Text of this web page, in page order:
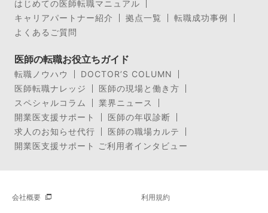
はじめての医師転職マニュアル
キャリアパートナー紹介
拠点一覧
転職成功事例
よくあるご質問
医師の転職お役立ちガイド
転職ノウハウ
DOCTOR’S COLUMN
医師転職ナレッジ
医師の現場と働き方
スペシャルコラム
業界ニュース
開業医支援サポート
医師の年収診断
求人のお知らせ代行
医師の職場カルテ
開業医支援サポート ご利用者インタビュー
会社概要 利用規約